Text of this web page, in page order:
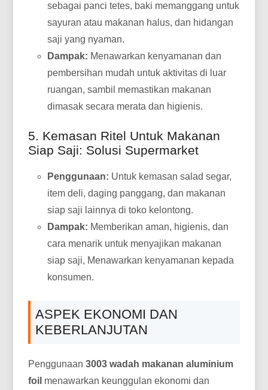
sebagai panci tetes, baki memanggang untuk
sayuran atau makanan halus, dan hidangan
saji yang nyaman.
Dampak: Menawarkan kenyamanan dan
pembersihan mudah untuk aktivitas di luar
ruangan, sambil memastikan makanan
dimasak secara merata dan higienis.
5. Kemasan Ritel Untuk Makanan
Siap Saji: Solusi Supermarket
Penggunaan: Untuk kemasan salad segar,
item deli, daging panggang, dan makanan
siap saji lainnya di toko kelontong.
Dampak: Memberikan aman, higienis, dan
cara menarik untuk menyajikan makanan
siap saji, Menawarkan kenyamanan kepada
konsumen.
ASPEK EKONOMI DAN
KEBERLANJUTAN
Penggunaan3003 wadah makanan aluminium
foil menawarkan keunggulan ekonomi dan